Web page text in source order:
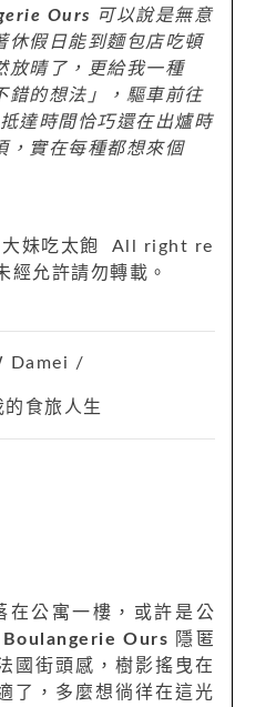
Ours 可以說是無意
休假日能到麵包店吃頓
放晴了，更給我一種
錯的想法」，驅車前往
達時間恰巧還在出爐時
，實在每種都想來個
妹吃太飽 All right re
經允許請勿轉載。
Damei /
的食旅人生
在公寓一樓，或許是公
Boulangerie Ours
隱匿
國街頭感，樹影搖曳在
了，多麼想徜徉在這光